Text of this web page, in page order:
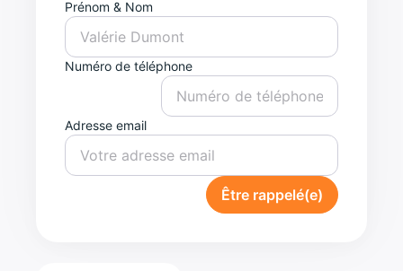
Prénom & Nom
Numéro de téléphone
Adresse email
Être rappelé(e)